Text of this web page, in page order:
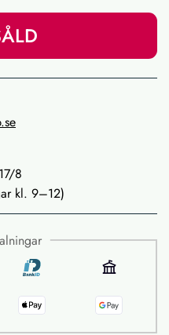
8
kl. 9–12)